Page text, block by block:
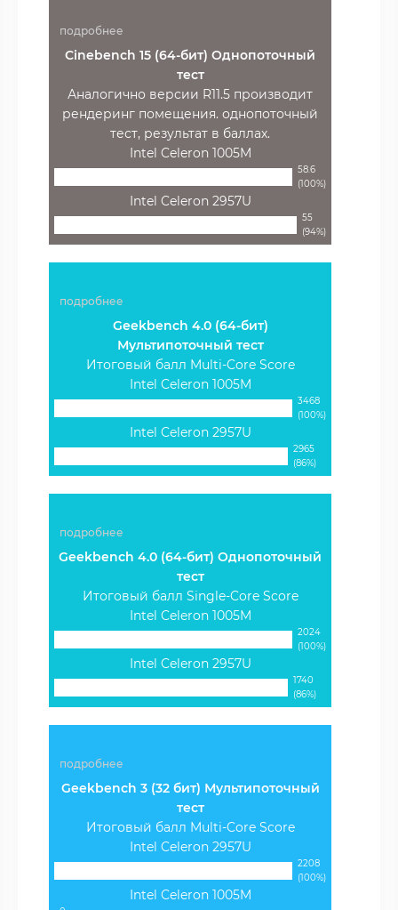
подробнее
Cinebench 15 (64-бит) Однопоточный
тест
Аналогично версии R11.5 производит
рендеринг помещения. однопоточный
тест, результат в баллах.
Intel Celeron 1005M
58.6
(100%)
Intel Celeron 2957U
55
(94%)
подробнее
Geekbench 4.0 (64-бит)
Мультипоточный тест
Итоговый балл Multi-Core Score
Intel Celeron 1005M
3468
(100%)
Intel Celeron 2957U
2965
(86%)
подробнее
Geekbench 4.0 (64-бит) Однопоточный
тест
Итоговый балл Single-Core Score
Intel Celeron 1005M
2024
(100%)
Intel Celeron 2957U
1740
(86%)
подробнее
Geekbench 3 (32 бит) Мультипоточный
тест
Итоговый балл Multi-Core Score
Intel Celeron 2957U
2208
(100%)
Intel Celeron 1005M